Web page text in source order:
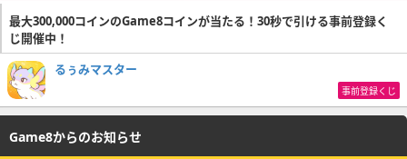
最大300,000コインのGame8コインが当たる！30秒で引ける事前登録く
じ開催中！
るぅみマスター
事前登録くじ
Game8からのお知らせ